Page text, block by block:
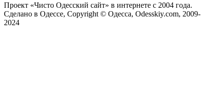
Проект «Чисто Одесский сайт» в интернете с 2004 года.
Сделано в Одессе, Copyright © Одесса, Odesskiy.com, 2009-
2024